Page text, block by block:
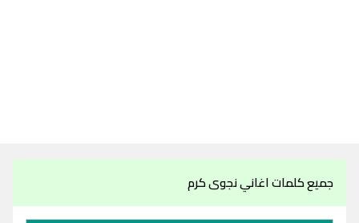
جميع كلمات اغاني نجوى كرم